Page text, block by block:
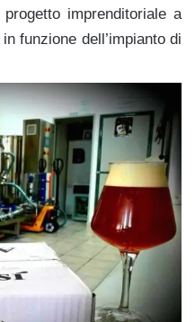
imprenditoriale a
funzione dell’impianto di